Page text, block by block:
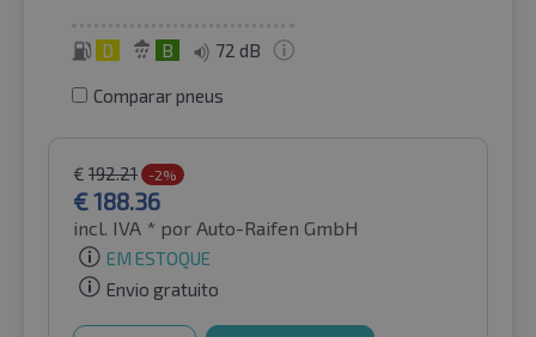
D B 72 dB
Comparar pneus
€ 192.21 -2%
€188.36
incl. IVA * por Auto-Raifen GmbH
EM ESTOQUE
Envio gratuito